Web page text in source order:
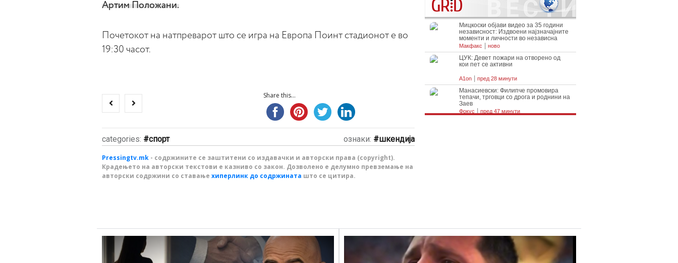
Артим Положани.
Почетокот на натпреварот што се игра на Европа Поинт стадионот е во
19:30 часот.
Share this...
categories: спорт ознаки: шкендија
Pressingtv.mk - содржините се заштитени со издавачки и авторски права (copyright).
Крадењето на авторски текстови е казниво со закон. Дозволено е делумно превземање на
авторски содржини со ставање хиперлинк до содржината што се цитира.